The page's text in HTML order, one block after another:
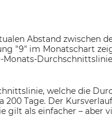
Abstand zwischen
"9" im Monatschart
Monats-
welche die
200 Tage. Der
als einfacher – aber